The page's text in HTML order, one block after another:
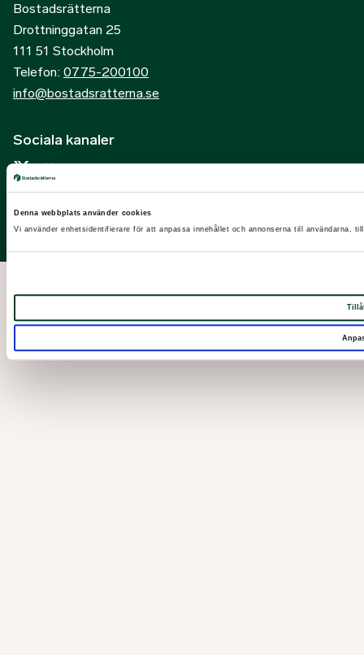
Denna webbplats använder cookies
Vi använder enhetsidentifierare för att anpassa innehållet och annonserna till användarna,
Bostadsrätterna
Drottninggatan 25
111 51 Stockholm
Telefon: 0775-200100
info@bostadsratterna.se
Sociala kanaler
X
Facebook
LinkedIn